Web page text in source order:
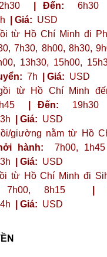
| Đến: 6h30
| Giá: USD
từ Hồ Chí Minh đi
7h30, 8h00, 8h30,
13h30, 15h00,
7h | Giá: USD
từ Hồ Chí Minh
| Đến: 19h30
| Giá: USD
giường nằm từ Hồ
hành: 7h00, 1h45
| Giá: USD
từ Hồ Chí Minh đi
8h15
|
| Giá: USD